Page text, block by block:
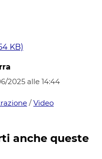
KB)
2025 alle 14:44
/Video
anche queste